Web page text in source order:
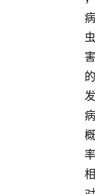
病
虫
害
的
发
病
概
率
相